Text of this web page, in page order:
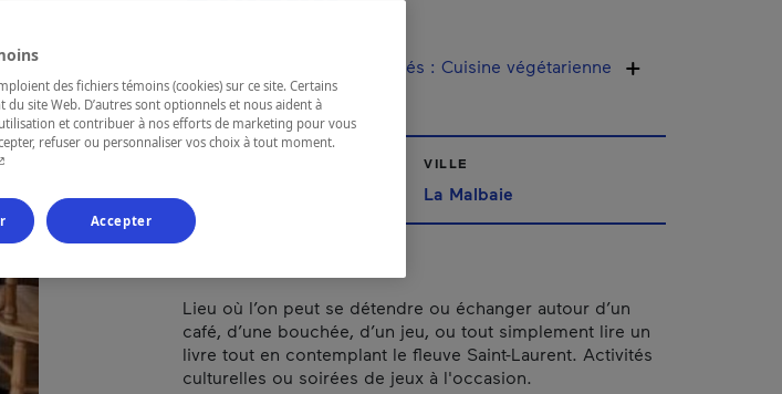
Types de cuisine / spécialités : Cuisine végétarienne
VILLE
La Malbaie
Lieu où l’on peut se détendre ou échanger autour d’un
café, d’une bouchée, d’un jeu, ou tout simplement lire un
livre tout en contemplant le fleuve Saint-Laurent. Activités
culturelles ou soirées de jeux à l'occasion.
des fichiers témoins (cookies) sur ce site. Certains
site Web. D’autres sont optionnels et nous aident à
et contribuer à nos efforts de marketing pour vous
refuser ou personnaliser vos choix à tout moment.
hyperlien s'ouvrira dans une nouvelle fenêtre.
Accepter